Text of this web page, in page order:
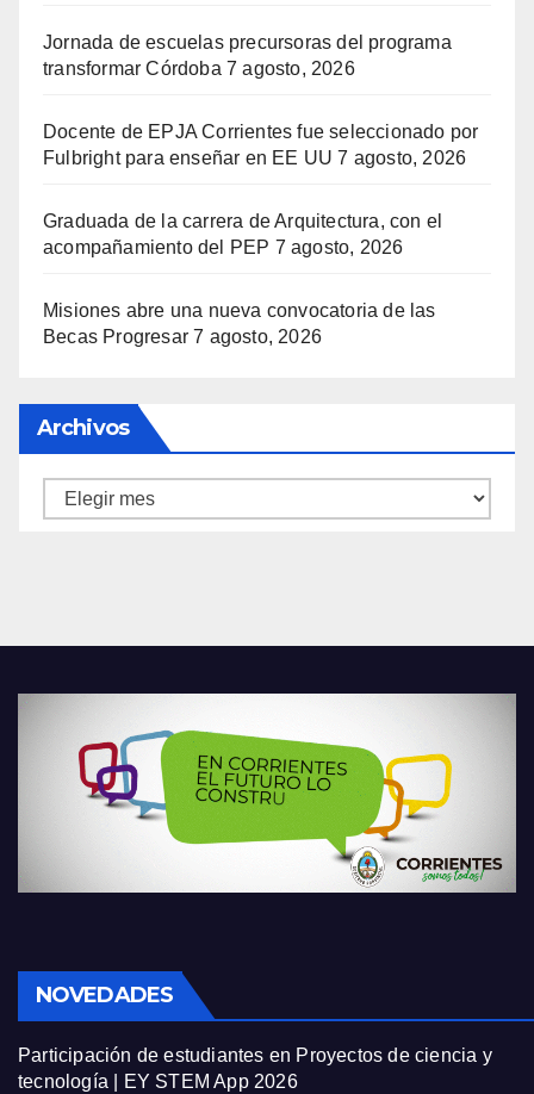
Jornada de escuelas precursoras del programa
transformar Córdoba 7 agosto, 2026
Docente de EPJA Corrientes fue seleccionado por
Fulbright para enseñar en EE UU 7 agosto, 2026
Graduada de la carrera de Arquitectura, con el
acompañamiento del PEP 7 agosto, 2026
Misiones abre una nueva convocatoria de las
Becas Progresar 7 agosto, 2026
Archivos
Archivos
NOVEDADES
Participación de estudiantes en Proyectos de ciencia y
tecnología | EY STEM App 2026